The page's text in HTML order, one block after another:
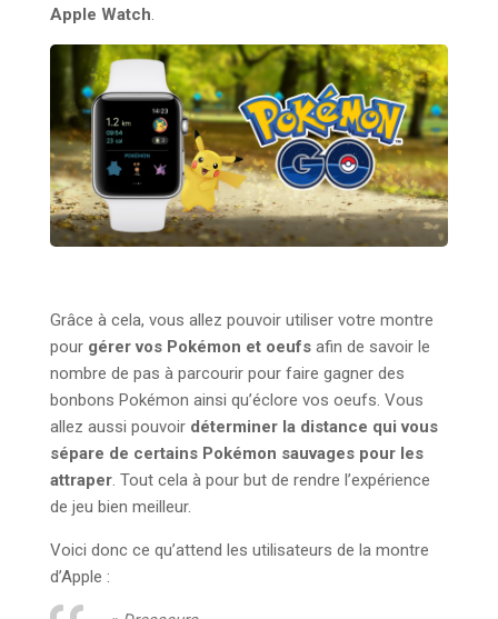
Apple Watch.
Grâce à cela, vous allez pouvoir utiliser votre montre
pour gérer vos Pokémon et oeufs afin de savoir le
nombre de pas à parcourir pour faire gagner des
bonbons Pokémon ainsi qu’éclore vos oeufs. Vous
allez aussi pouvoir déterminer la distance qui vous
sépare de certains Pokémon sauvages pour les
attraper. Tout cela à pour but de rendre l’expérience
de jeu bien meilleur.
Voici donc ce qu’attend les utilisateurs de la montre
d’Apple :